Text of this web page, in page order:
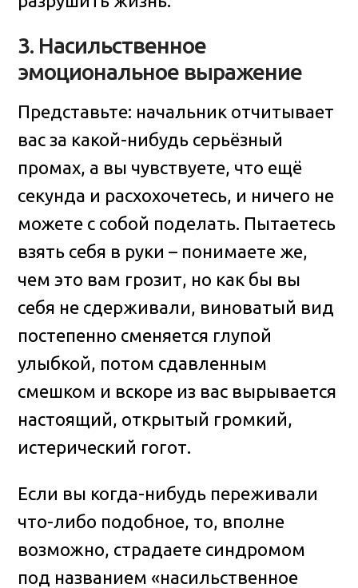
3. Насильственное
эмоциональное выражение
Представьте: начальник отчитывает
вас за какой-нибудь серьёзный
промах, а вы чувствуете, что ещё
секунда и расхохочетесь, и ничего не
можете с собой поделать. Пытаетесь
взять себя в руки – понимаете же,
чем это вам грозит, но как бы вы
себя не сдерживали, виноватый вид
постепенно сменяется глупой
улыбкой, потом сдавленным
смешком и вскоре из вас вырывается
настоящий, открытый громкий,
истерический гогот.
Если вы когда-нибудь переживали
что-либо подобное, то, вполне
возможно, страдаете синдромом
под названием «насильственное